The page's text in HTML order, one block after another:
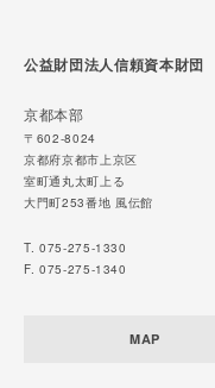
公益財団法人信頼資本財団
京都本部
〒602-8024
京都府京都市上京区
室町通丸太町上る
大門町253番地 風伝館
T. 075-275-1330
F. 075-275-1340
MAP